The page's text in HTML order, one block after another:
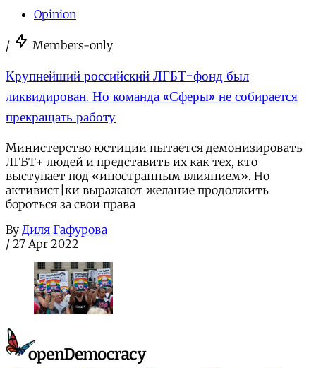
Opinion
/ Members-only
Крупнейший российский ЛГБТ-фонд был
ликвидирован. Но команда «Сферы» не собирается
прекращать работу
Министерство юстиции пытается демонизировать
ЛГБТ+ людей и представить их как тех, кто
выступает под «иностранным влиянием». Но
активист|ки выражают желание продолжить
бороться за свои права
By Диля Гафурова
/ 27 Apr 2022